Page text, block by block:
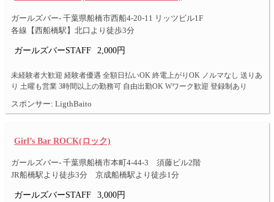
ガールズバー- 千葉県船橋市西船4-20-11 リッツビル1F
各線【西船橋駅】北口より徒歩3分
ガールズバーSTAFF 2,000円
未経験者大歓迎 経験者優遇 全額日払いOK 終電上がりOK ノルマなし 送りあ
り 土曜も営業 3時間以上の勤務可 自由出勤OK Wワーク歓迎 登録制あり
スポンサー: LigthBaito
Girl’s Bar ROCK(ロック)
ガールズバー- 千葉県船橋市本町4-44-3 須藤ビル2階
JR船橋駅より徒歩3分 京成船橋駅より徒歩1分
ガールズバーSTAFF 3,000円